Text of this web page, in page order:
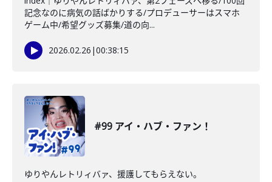
記念なのに病気の話ばかりする/プロデューサーはスマホ
ゲーム中/希望グッズ募集/道の向...
2026.02.26 |00:38:15
#99 アイ・ハブ・ファン！
ゆりやんレトリィバァ、援護してもらえない。